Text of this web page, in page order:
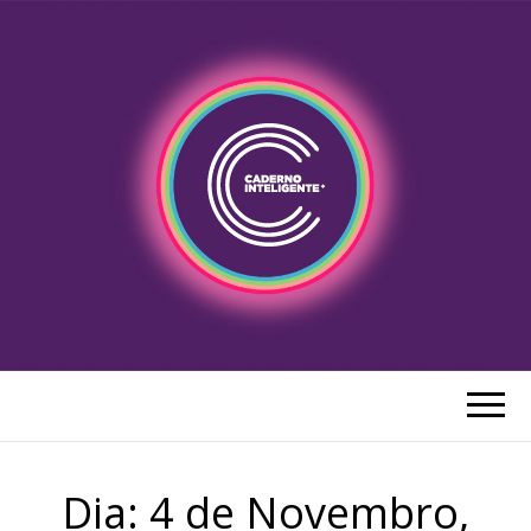
INTELIGENTE
Blog do Caderno Inteligente Portugal
Dia: 4 de Novembro,